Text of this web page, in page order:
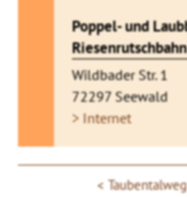
Poppel- und
Riesenrutschbahn
Wildbader Str. 1
72297 Seewald
> Internet